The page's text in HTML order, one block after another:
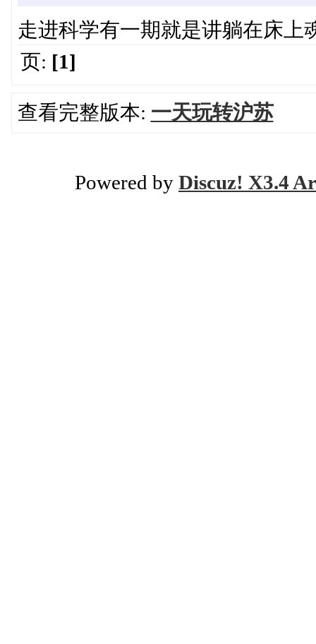
走进科学有一期就是讲躺在床上
页: [1]
查看完整版本: 一天玩转沪苏
Powered by Discuz! X3.4